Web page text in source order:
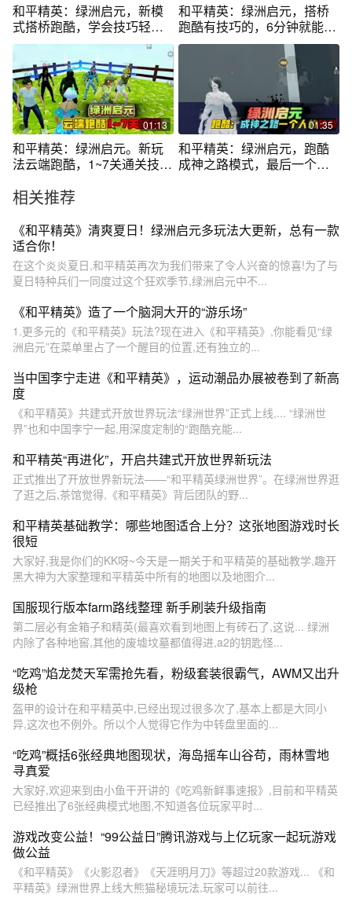
和平精英：绿洲启元，新模
式搭桥跑酷，学会技巧轻松
通关！
和平精英：绿洲启元，搭桥
跑酷有技巧的，6分钟就能通
关！
01:13
和平精英：绿洲启元。新玩
法云端跑酷，1~7关通关技
01:35
和平精英：绿洲启元，跑酷
成神之路模式，最后一个人
相关推荐
《和平精英》清爽夏日！绿洲启元多玩法大更新，总有一款
适合你！
在这个炎炎夏日,和平精英再次为我们带来了令人兴奋的惊喜!为了与
夏日特种兵们一同度过这个狂欢季节,绿洲启元中不...
《和平精英》造了一个脑洞大开的“游乐场”
1.更多元的《和平精英》玩法?现在进入《和平精英》,你能看见“绿
洲启元”在菜单里占了一个醒目的位置,还有独立的...
当中国李宁走进《和平精英》，运动潮品办展被卷到了新高
度
《和平精英》共建式开放世界玩法“绿洲世界”正式上线,... “绿洲世
界”也和中国李宁一起,用深度定制的“跑酷充能...
和平精英“再进化”，开启共建式开放世界新玩法
正式推出了开放世界新玩法——“和平精英绿洲世界”。在绿洲世界逛
了逛之后,茶馆觉得,《和平精英》背后团队的野...
和平精英基础教学：哪些地图适合上分？这张地图游戏时长
很短
大家好,我是你们的KK呀~今天是一期关于和平精英的基础教学,趣开
黑大神为大家整理和平精英中所有的地图以及地图介...
国服现行版本farm路线整理 新手刷装升级指南
第二层必有金箱子和精英(最喜欢看到地图上有砖石了,这说... 绿洲
内除了各种地窖,其他的废墟坟墓都值得进,a2的钥匙怪...
“吃鸡”焰龙焚天军需抢先看，粉级套装很霸气，AWM又出升
级枪
盔甲的设计在和平精英中,已经出现过很多次了,基本上都是大同小
异,这次也不例外。所以个人觉得它作为中转盘里面的...
“吃鸡”概括6张经典地图现状，海岛摇车山谷苟，雨林雪地
寻真爱
大家好,欢迎来到由小鱼干开讲的《吃鸡新鲜事速报》,目前和平精英
已经推出了6张经典模式地图,不知道各位玩家平时...
游戏改变公益！“99公益日”腾讯游戏与上亿玩家一起玩游戏
做公益
《和平精英》《火影忍者》《天涯明月刀》等超过20款游戏... 《和
平精英》绿洲世界上线大熊猫秘境玩法,玩家可以前往...